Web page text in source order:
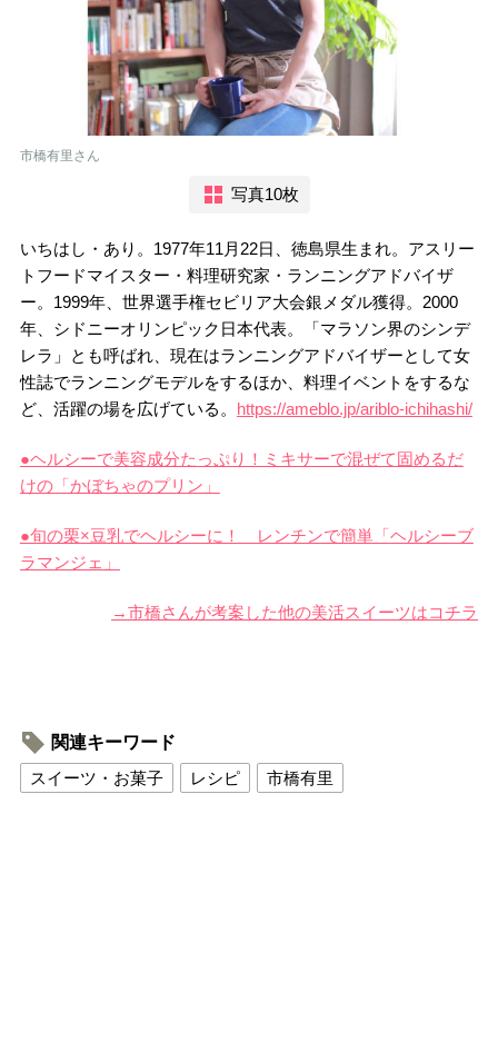
市橋有里さん
写真10枚
いちはし・あり。1977年11月22日、徳島県生まれ。アスリー
トフードマイスター・料理研究家・ランニングアドバイザ
ー。1999年、世界選手権セビリア大会銀メダル獲得。2000
年、シドニーオリンピック日本代表。「マラソン界のシンデ
レラ」とも呼ばれ、現在はランニングアドバイザーとして女
性誌でランニングモデルをするほか、料理イベントをするな
ど、活躍の場を広げている。 https://ameblo.jp/ariblo-ichihashi/
●ヘルシーで美容成分たっぷり！ミキサーで混ぜて固めるだ
けの「かぼちゃのプリン」
●旬の栗×豆乳でヘルシーに！ レンチンで簡単「ヘルシーブ
ラマンジェ」
→市橋さんが考案した他の美活スイーツはコチラ
関連キーワード
スイーツ・お菓子
レシピ 市橋有里